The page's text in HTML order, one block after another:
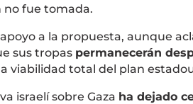
no fue tomada.
a la propuesta, aunque
sus tropas permanecerán
viabilidad total del plan
israelí sobre Gaza ha dejado